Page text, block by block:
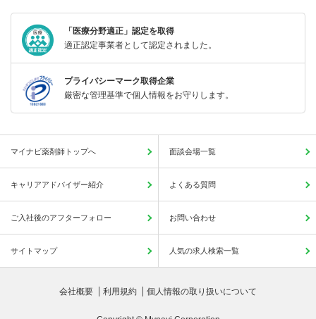
「医療分野適正」認定を取得
適正認定事業者として認定されました。
プライバシーマーク取得企業
厳密な管理基準で個人情報をお守りします。
マイナビ薬剤師トップへ 面談会場一覧
キャリアアドバイザー紹介 よくある質問
ご入社後のアフターフォロー お問い合わせ
サイトマップ 人気の求人検索一覧
会社概要 利用規約 個人情報の取り扱いについて